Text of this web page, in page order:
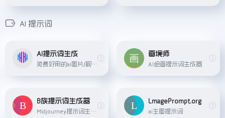
AI 提示词
AI提示词生成
免费好用的ai图片/视频提示词生成工具
画境师
AI绘画提示词生成器
B族提示词生成器
Midjourney提示词生成器 【永久免费】
LmagePrompt.org
ai生图提示词